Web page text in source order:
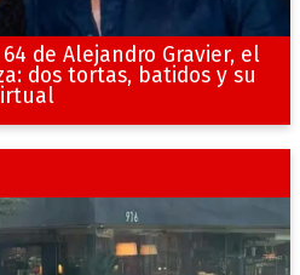
de Alejandro Gravier, el
dos tortas, batidos y su